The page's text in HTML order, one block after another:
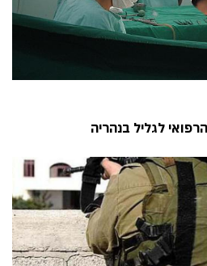
לגליל בנהריה